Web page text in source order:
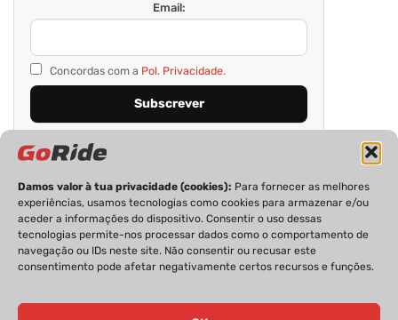
Damos valor à tua privacidade (cookies): Para fornecer as melhores
experiências, usamos tecnologias como cookies para armazenar e/ou
aceder a informações do dispositivo. Consentir o uso dessas
tecnologias permite-nos processar dados como o comportamento de
navegação ou IDs neste site. Não consentir ou recusar este
consentimento pode afetar negativamente certos recursos e funções.
Email:
Concordas com a Pol. Privacidade.
PRIVACIDADE FICHA TÉCNICA
ESTATUTO EDITORIAL